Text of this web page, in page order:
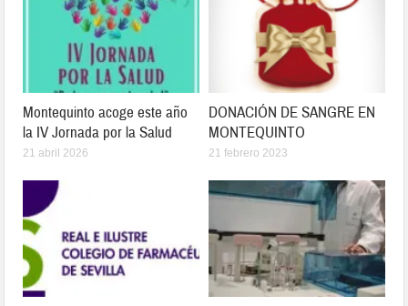
Montequinto acoge este año
la IV Jornada por la Salud
21 abril 2026
DONACIÓN DE SANGRE EN
MONTEQUINTO
21 febrero 2023